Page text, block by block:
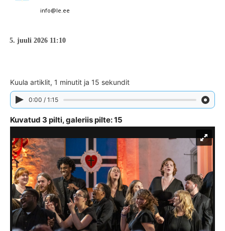
info@le.ee
5. juuli 2026 11:10
Kuula artiklit, 1 minutit ja 15 sekundit
0:00 / 1:15
Kuvatud 3 pilti, galeriis pilte: 15